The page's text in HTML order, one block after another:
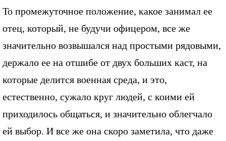
То промежуточное положение, какое занимал ее
отец, который, не будучи офицером, все же
значительно возвышался над простыми рядовыми,
держало ее на отшибе от двух больших каст, на
которые делится военная среда, и это,
естественно, сужало круг людей, с коими ей
приходилось общаться, и значительно облегчало
ей выбор. И все же она скоро заметила, что даже